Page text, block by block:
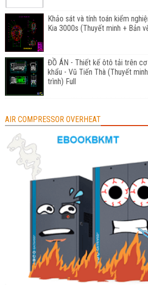
Khảo sát và tính toán kiểm
Kia 3000s (Thuyết minh + Bản
ĐỒ ÁN - Thiết kế ôtô tải trên
khẩu - Vũ Tiến Thà (Thuyết
trình) Full
AIR COMPRESSOR OVERHEAT